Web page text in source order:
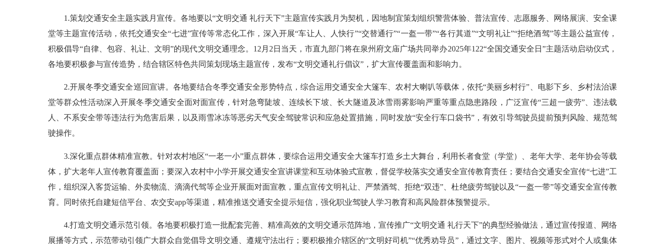
1.策划交通安全主题实践月宣传。各地要以“文明交通 礼行天下”主题宣传实践月为契机，因地制宜策划组织警营体验、普法宣传、志愿服务、网络展演、安全课
堂等主题宣传活动，依托交通安全“七进”宣传等常态化工作，深入开展“车让人、人快行”“交替通行”“一盔一带”“各行其道”“文明礼让”“拒绝酒驾”等主题公益宣传，
积极倡导“自律、包容、礼让、文明”的现代文明交通理念。12月2日当天，市直九部门将在泉州府文庙广场共同举办2025年122“全国交通安全日”主题活动启动仪式，
各地要积极参与宣传造势，结合辖区特色共同策划现场主题宣传，发布“文明交通礼行倡议”，扩大宣传覆盖面和影响力。
2.开展冬季交通安全巡回宣讲。各地要结合冬季交通安全形势特点，综合运用交通安全大篷车、农村大喇叭等载体，依托“美丽乡村行”、电影下乡、乡村法治课
堂等群众性活动深入开展冬季交通安全面对面宣传，针对急弯陡坡、连续长下坡、长大隧道及冰雪雨雾影响严重等重点隐患路段，广泛宣传“三超一疲劳”、违法载
人、不系安全带等违法行为危害后果，以及雨雪冰冻等恶劣天气安全驾驶常识和应急处置措施，同时发放“安全行车口袋书”，有效引导驾驶员提前预判风险、规范驾
驶操作。
3.深化重点群体精准宣教。针对农村地区“一老一小”重点群体，要综合运用交通安全大篷车打造乡土大舞台，利用长者食堂（学堂）、老年大学、老年协会等载
体，扩大老年人宣传教育覆盖面；要深入农村中小学开展交通安全宣讲课堂和互动体验式宣教，督促学校落实交通安全宣传教育责任；要结合交通安全宣传“七进”工
作，组织深入客货运输、外卖物流、滴滴代驾等企业开展面对面宣教，重点宣传文明礼让、严禁酒驾、拒绝“双违”、杜绝疲劳驾驶以及“一盔一带”等交通安全宣传教
育。同时依托自建短信平台、农交安app等渠道，精准推送交通安全提示短信，强化职业驾驶人学习教育和高风险群体预警提示。
4.打造文明交通示范引领。各地要积极打造一批配套完善、精准高效的文明交通示范阵地，宣传推广“文明交通 礼行天下”的典型经验做法，通过宣传报道、网络
展播等方式，示范带动引领广大群众自觉倡导文明交通、遵规守法出行；要积极推介辖区的“文明好司机”“优秀劝导员”，通过文字、图片、视频等形式对个人或集体